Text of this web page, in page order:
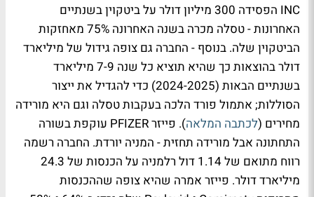
INC הפסידה 300 מיליון דולר על ביטקוין בשנתיים
האחרונות - טסלה מכרה בשנה האחרונה 75% מאחזקות
הביטקוין שלה. בנוסף - החברה גם צופה גידול של מיליארד
דולר בהוצאות כך שהיא תוציא כל שנה 7-9 מיליארד
בשנתיים הבאות (2024-2025) כדי להגדיל את ייצור
הסוללות; אתמול פורד הלכה בעקבות טסלה וגם היא מורידה
מחירים (לכתבה המלאה
). פייזר PFIZER עוקפת בשורה
התחתונה אבל מורידה תחזית - המניה יורדת. החברה רשמה
רווח מתואם של 1.14 דול רלמניה על הכנסות של 24.3
מיליארד דולר. פייזר אמרה שהיא צופה שההכנסות